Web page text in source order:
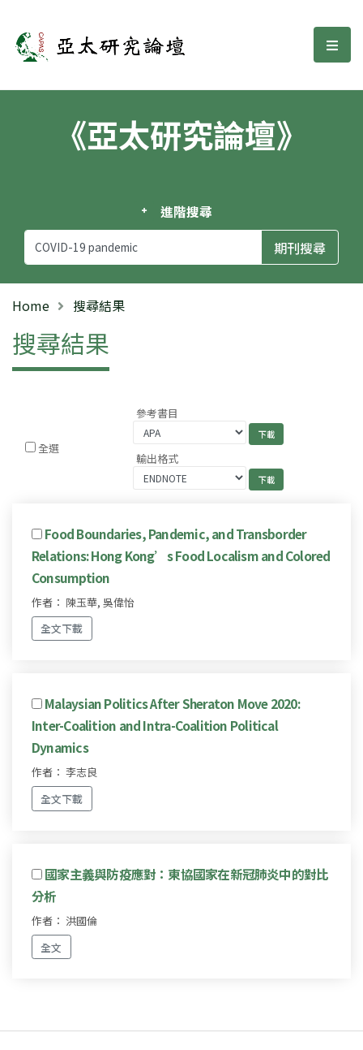
亞太研究論壇 選
《亞太研究論壇》
進階搜尋
Home 搜尋結果
搜尋結果
全選
參考書目
輸出格式
Food Boundaries, Pandemic, and Transborder
Relations: Hong Kong’s Food Localism and Colored
Consumption
作者： 陳玉華, 吳偉怡
全文下載
Malaysian Politics After Sheraton Move 2020:
Inter-Coalition and Intra-Coalition Political
Dynamics
作者： 李志良
全文下載
國家主義與防疫應對：東協國家在新冠肺炎中的對比
分析
作者： 洪國倫
全文